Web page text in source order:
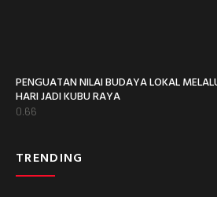
PENGUATAN NILAI BUDAYA LOKAL
HARI JADI KUBU RAYA
TRENDING